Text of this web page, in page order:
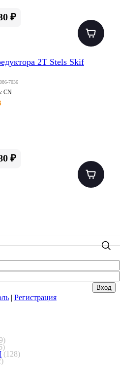
₽
2T Stels Skif
7036
CN
₽
| Регистрация
(128)